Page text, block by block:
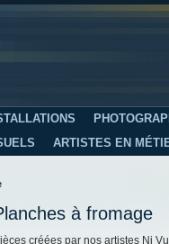
ARTISTES EN
à fromage
créées par nos artistes Ni